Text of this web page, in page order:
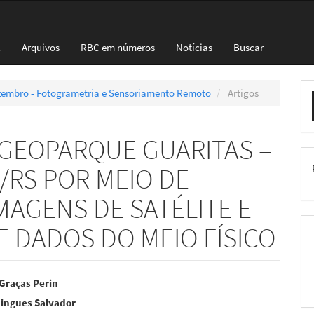
Arquivos RBC em números Notícias Buscar
- Fotogrametria e Sensoriamento Remoto Artigos
GUARITAS –
POR MEIO DE
DE SATÉLITE E
DADOS DO MEIO FÍSICO
Perin
Salvador